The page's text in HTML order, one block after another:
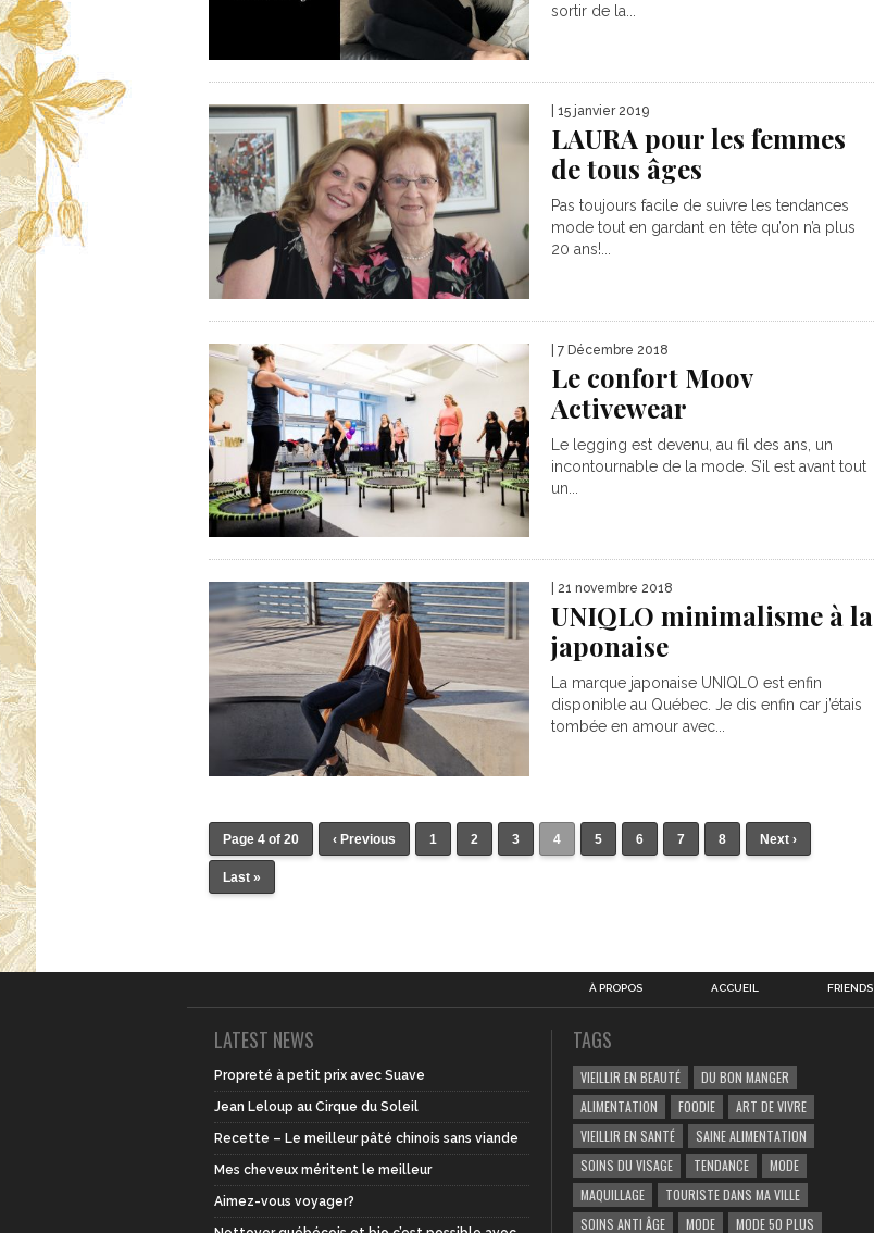
sortir de la...
| 15 janvier 2019
LAURA pour les femmes
de tous âges
Pas toujours facile de suivre les tendances
mode tout en gardant en tête qu’on n’a plus
20 ans!...
| 7 Décembre 2018
Le confort Moov
Activewear
Le legging est devenu, au fil des ans, un
incontournable de la mode. S’il est avant tout
un...
| 21 novembre 2018
UNIQLO minimalisme à la
japonaise
La marque japonaise UNIQLO est enfin
disponible au Québec. Je dis enfin car j’étais
tombée en amour avec...
Page 4 of 20 ‹ Previous 1 2 3 4 5 6 7 8 Next ›
Last »
À PROPOS ACCUEIL FRIENDS
LATEST NEWS
Propreté à petit prix avec Suave
Jean Leloup au Cirque du Soleil
Recette – Le meilleur pâté chinois sans viande
Mes cheveux méritent le meilleur
Aimez-vous voyager?
TAGS
VIEILLIR EN BEAUTÉ
DU BON MANGER
ALIMENTATION
FOODIE
ART DE VIVRE
VIEILLIR EN SANTÉ
SAINE ALIMENTATION
SOINS DU VISAGE
TENDANCE
MODE
MAQUILLAGE
TOURISTE DANS MA VILLE
SOINS ANTI ÂGE
MODE MODE 50 PLUS